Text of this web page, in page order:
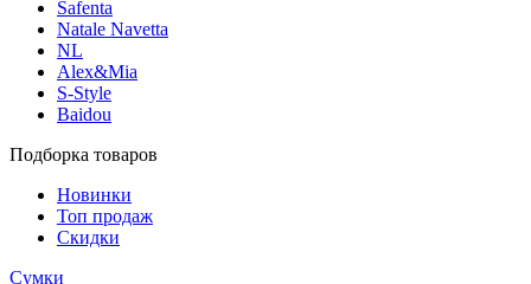
Safenta
Natale Navetta
NL
Alex&Mia
S-Style
Baidou
Подборка товаров
Новинки
Топ продаж
Скидки
Сумки